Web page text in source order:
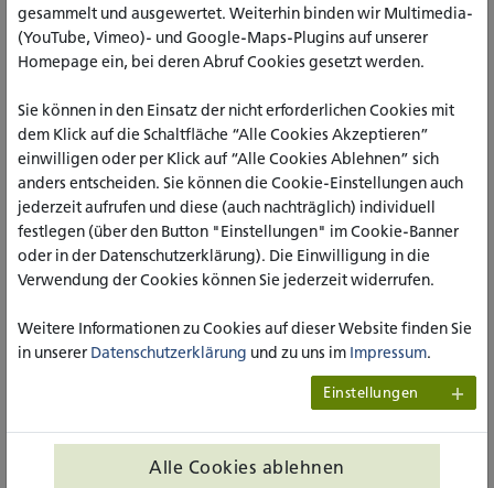
Neben den Begleitdozierenden und interessierten
Masterstudierenden waren auch die Praxispartner_innen der
Projekte eingeladen, um Einblicke in die Ergebnisse der
Projekte zu erhalten und darüber in Austausch und
Diskussion zu kommen. Das Themenspektrum der acht
Netzwerken von Kinderschutzfachkräften, einer Annäherung
an den Begriff des Sozialen im Bereich des
Sozialunternehmertums, der Rolle eines heilpädagogisch-
therapeutischen Fachdiensts und der Aufklärung von
Menschen mit kognitiven Beeinträchtigungen zur Corona-
Pandemie, über die Begleitung von Mitbewohner_innen am
Lebensende und den Bedürfnissen von Menschen vor,
gesammelt und ausgewertet. Weiterhin binden wir Multimedia-
(YouTube, Vimeo)- und Google-Maps-Plugins auf unserer
Homepage ein, bei deren Abruf Cookies gesetzt werden.
Sie können in den Einsatz der nicht erforderlichen Cookies mit
dem Klick auf die Schaltfläche “Alle Cookies Akzeptieren”
einwilligen oder per Klick auf “Alle Cookies Ablehnen” sich
anders entscheiden. Sie können die Cookie-Einstellungen auch
jederzeit aufrufen und diese (auch nachträglich) individuell
festlegen (über den Button "Einstellungen" im Cookie-Banner
oder in der Datenschutzerklärung). Die Einwilligung in die
Verwendung der Cookies können Sie jederzeit widerrufen.
Weitere Informationen zu Cookies auf dieser Website finden Sie
in unserer Datenschutzerklärung und zu uns im Impressum.
Einstellungen
Alle Cookies ablehnen